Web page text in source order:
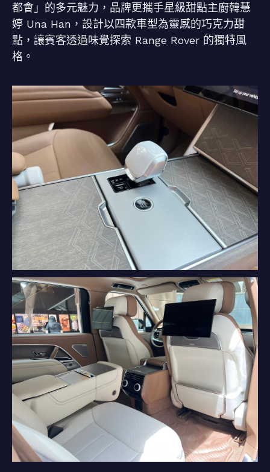
都會」的多元魅力，品牌更攜手星級甜點主廚韓慧
婷 Una Han，設計以四款車型為靈感的巧克力甜
點，讓賓客透過味覺探索 Range Rover 的獨特風
格。